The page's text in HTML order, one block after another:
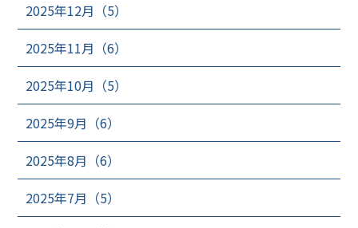
2025年12月（5）
2025年11月（6）
2025年10月（5）
2025年9月（6）
2025年8月（6）
2025年7月（5）